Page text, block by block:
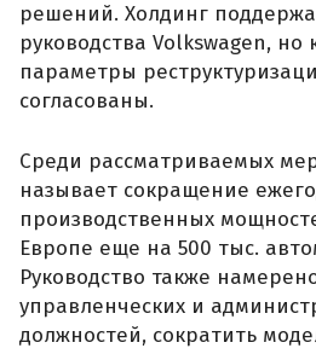
решений. Холдинг
руководства Volkswagen, но
параметры
согласованы.
Среди рассматриваемых
называет сокращение
производственных
Европе еще на 500 тыс.
Руководство также
управленческих и
должностей, сократить